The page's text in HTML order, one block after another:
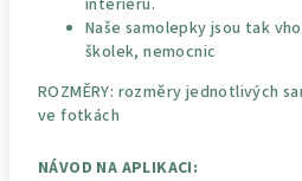
Naše samolepky jsou tak
školek, nemocnic
ROZMĚRY: rozměry jednotlivých
ve fotkách
NÁVOD NA APLIKACI: